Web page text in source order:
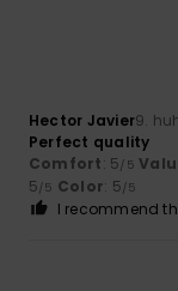
Hector Javier9.
Perfect quality
Comfort: 5/5
5/5 Color: 5/5
I recommend